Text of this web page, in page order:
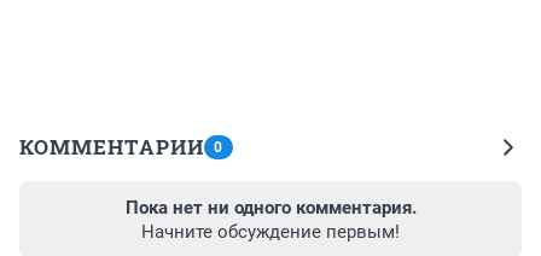
КОММЕНТАРИИ 0
Пока нет ни одного комментария.
Начните обсуждение первым!